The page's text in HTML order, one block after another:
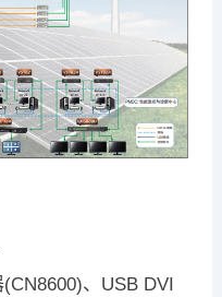
、USB DVI